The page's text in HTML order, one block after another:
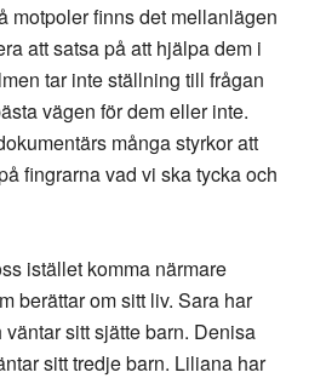
motpoler finns det mellanlägen
att satsa på att hjälpa dem i
tar inte ställning till frågan
vägen för dem eller inte.
många styrkor att
fingrarna vad vi ska tycka och
istället komma närmare
berättar om sitt liv. Sara har
sitt sjätte barn. Denisa
sitt tredje barn. Liliana har